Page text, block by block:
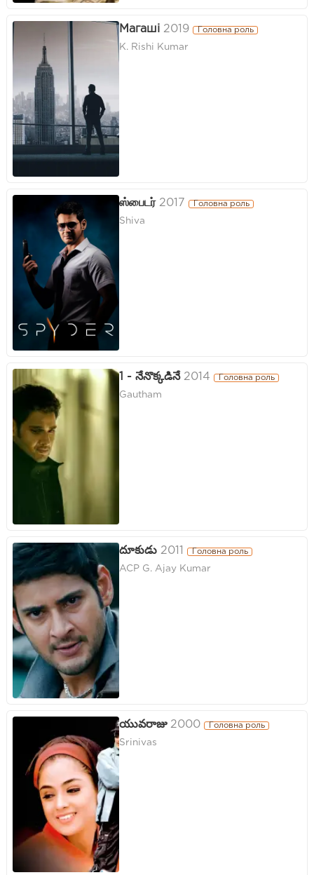
Магаші 2019 Головна роль
K. Rishi Kumar
ஸ்பைடர் 2017 Головна роль
Shiva
1 - నేనొక్కడినే 2014 Головна роль
Gautham
దూకుడు 2011 Головна роль
ACP G. Ajay Kumar
యువరాజు 2000 Головна роль
Srinivas